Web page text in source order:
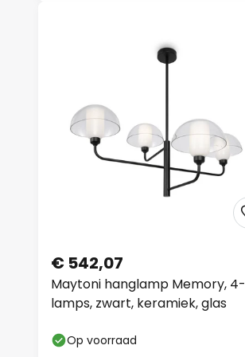
Maytoni hanglamp Memory, 4-
lamps, zwart, keramiek, glas
€ 542,07
Op voorraad